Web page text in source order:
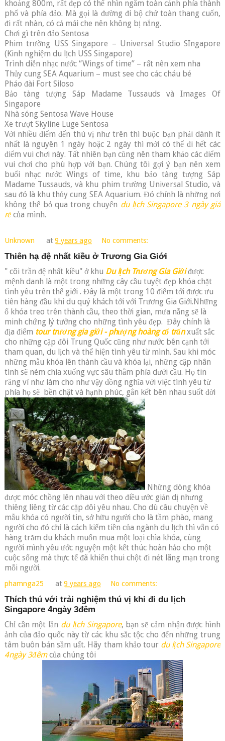
khoảng 800m, rất đẹp có thể nhìn ngắm toàn cảnh phía thành
phố và phía đảo. Mà gọi là đường đi bộ chứ toàn thang cuốn,
đi rất nhàn, có cả mái che nên không bị nắng.
Chơi gì trên đảo Sentosa
Phim trường USS Singapore – Universal Studio SIngapore
(Kinh nghiệm du lịch USS Singapore)
Trình diễn nhạc nước “Wings of time” – rất nên xem nha
Thủy cung SEA Aquarium – must see cho các cháu bé
Pháo đài Fort Siloso
Bảo tàng tượng Sáp Madame Tussauds và Images Of
Singapore
Nhà sóng Sentosa Wave House
Xe trượt Skyline Luge Sentosa
Với nhiều điểm đến thú vị như trên thì buộc bạn phải dành ít
nhất là nguyên 1 ngày hoặc 2 ngày thì mới có thể đi hết các
điểm vui chơi này. Tất nhiên bạn cũng nên tham khảo các điểm
vui chơi cho phù hợp với bạn. Chúng tôi gợi ý bạn nên xem
buổi nhạc nước Wings of time, khu bảo tàng tượng Sáp
Madame Tussauds, và khu phim trường Universal Studio, và
sau đó là khu thủy cung SEA Aquarium. Đó chính là những nơi
không thể bỏ qua trong chuyến du lịch Singapore 3 ngày giá
rẻ của mình.
Unknown at9 years ago No comments:
Thiên hạ đệ nhất kiều ở Trương Gia Giới
" cõi trần đệ nhất kiều" ở khu Du lịch Trương Gia Giớiđược
mệnh danh là một trong những cây cầu tuyệt đẹp khóa chặt
tình yêu trên thế giới . Đây là một trong 10 điểm tới được ưu
tiên hàng đầu khi du quý khách tới với Trương Gia Giới.Những
ổ khóa treo trên thành cầu, theo thời gian, mưa nắng sẽ là
minh chứng lý tưởng cho những tình yêu đẹp. Đây chính là
địa điểm tour trương gia giới - phượng hoàng cổ trấnxuất sắc
cho những cặp đôi Trung Quốc cũng như nước bên cạnh tới
tham quan, du lịch và thể hiện tình yêu từ mình. Sau khi móc
những mẫu khóa lên thành cầu và khóa lại, những cặp nhân
tình sẽ ném chìa xuống vực sâu thằm phía dưới cầu. Họ tin
răng ví như làm cho như vậy đồng nghĩa với việc tình yêu từ
phía họ sẽ bền chặt và hạnh phúc, gắn kết bên nhau suốt đời
Những dòng khóa
được móc chồng lên nhau với theo điều ước giản dị nhưng
thiêng liêng từ các cặp đôi yêu nhau. Cho dù câu chuyện về
mẫu khóa có người tin, sở hữu người cho là tầm phào, mang
người cho đó chỉ là cách kiếm tiền của ngành du lịch thì vẫn có
hàng trăm du khách muốn mua một loại chìa khóa, cùng
người mình yêu ước nguyện một kết thúc hoàn hảo cho một
cuộc sống mà thực tế đã khiến thui chột đi nét lãng mạn trong
mỗi người.
phamnga25 at9 years ago No comments:
Thích thú với trải nghiệm thú vị khi đi du lịch
Singapore 4ngày 3đêm
Chỉ cần một lần du lịch Singapore, bạn sẽ cảm nhận được hình
ảnh của đảo quốc này từ các khu sắc tộc cho đến những trung
tâm buôn bán sầm uất. Hãy tham khảo tour du lịch Singapore
4ngày 3đêm của chúng tôi